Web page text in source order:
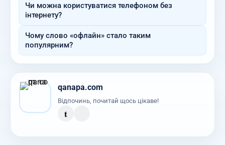
Чи можна користуватися телефоном без
інтернету?
Чому слово «офлайн» стало таким
популярним?
qanapa.com
Відпочинь, почитай щось цікаве!
t